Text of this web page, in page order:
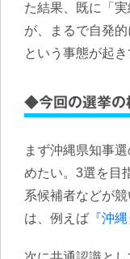
た結果、既に「
が、まるで自発
という事態が起き
◆今回の選挙の
まず沖縄県知事
めたい。3選を目
系候補者などが
は、例えば 『沖